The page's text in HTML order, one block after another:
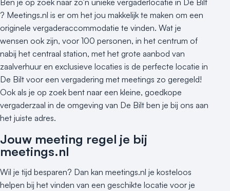
Ben je op zoek naar zo’n unieke vergaderlocatie in De Bilt
? Meetings.nl is er om het jou makkelijk te maken om een
originele vergaderaccommodatie te vinden. Wat je
wensen ook zijn, voor 100 personen, in het centrum of
nabij het centraal station, met het grote aanbod van
zaalverhuur en exclusieve locaties is de perfecte locatie in
De Bilt voor een vergadering met meetings zo geregeld!
Ook als je op zoek bent naar een kleine, goedkope
vergaderzaal in de omgeving van De Bilt ben je bij ons aan
het juiste adres.
Jouw meeting regel je bij
meetings.nl
Wil je tijd besparen? Dan kan meetings.nl je kosteloos
helpen bij het vinden van een geschikte locatie voor je